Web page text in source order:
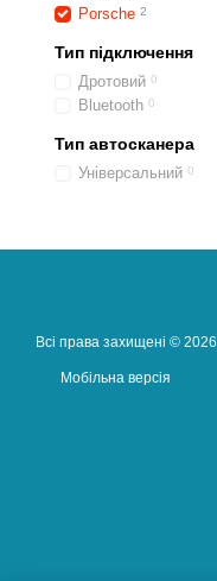
Porsche 2
Тип підключення
Дротовий 0
Bluetooth 0
Тип автосканера
Універсальний 0
Всі права захищені © 2026
Мобільна версія